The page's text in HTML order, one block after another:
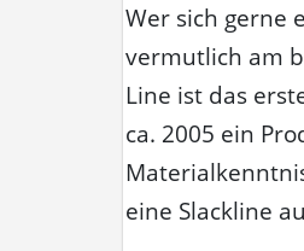
Wer sich gerne
vermutlich am
Line ist das
ca. 2005 ein
eine Slackline